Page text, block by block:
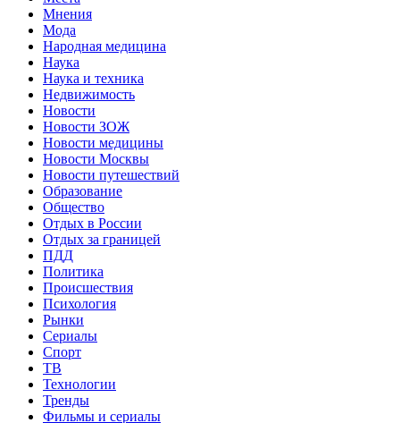
Мнения
Мода
Народная медицина
Наука
Наука и техника
Недвижимость
Новости
Новости ЗОЖ
Новости медицины
Новости Москвы
Новости путешествий
Образование
Общество
Отдых в России
Отдых за границей
ПДД
Политика
Происшествия
Психология
Рынки
Сериалы
Спорт
ТВ
Технологии
Тренды
Фильмы и сериалы